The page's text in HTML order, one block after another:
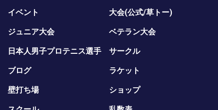
イベント 大会(公式/草トー)
ジュニア大会 ベテラン大会
日本人男子プロテニス選手 サークル
ブログ ラケット
壁打ち場 ショップ